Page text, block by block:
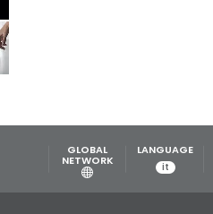
GLOBAL
NETWORK
LANGUAGE
it